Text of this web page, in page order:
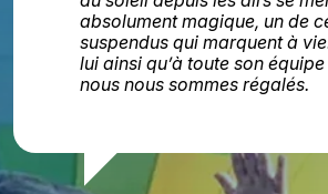
absolument magique, un de
suspendus qui marquent à
lui ainsi qu’à toute son
nous nous sommes régalés.